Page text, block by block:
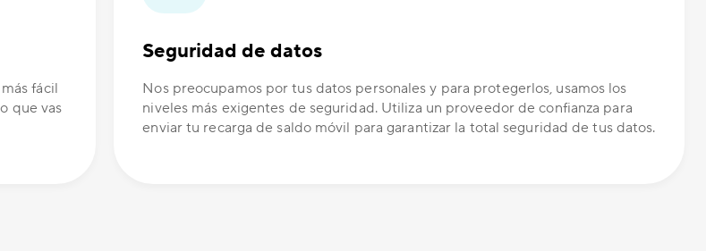
fácil
que vas
Seguridad de datos
Nos preocupamos por tus datos personales y para protegerlos, usamos los
niveles más exigentes de seguridad. Utiliza un proveedor de confianza para
enviar tu recarga de saldo móvil para garantizar la total seguridad de tus datos.